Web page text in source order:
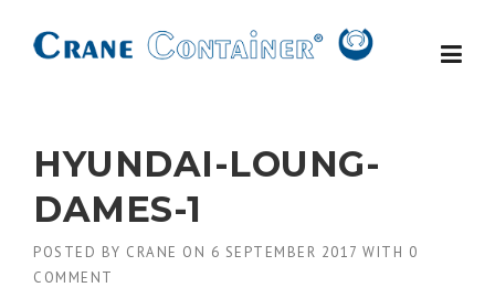
content
HYUNDAI-LOUNG-
DAMES-1
POSTED BY CRANE ON 6 SEPTEMBER 2017 WITH 0
COMMENT